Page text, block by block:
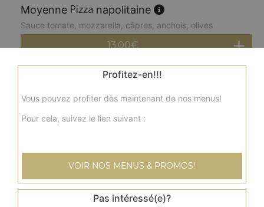
Moyenne napolitaine
Sauce tomate, mozzarella, câpres, anchois, olives
13.00€
Sauce tomate, mozzarella, lardons, pommes de terre,
Moyenne kebab
Sauce tomate, mozzarella, kebab, tomates fraîches,
Profitez-en!!!
Vous pouvez profiter dès maintenant de nos menus!
Pour cela, suivez le lien suivant :
VOIR NOS MENUS & PROMOS!
Pas intéressé(e)?